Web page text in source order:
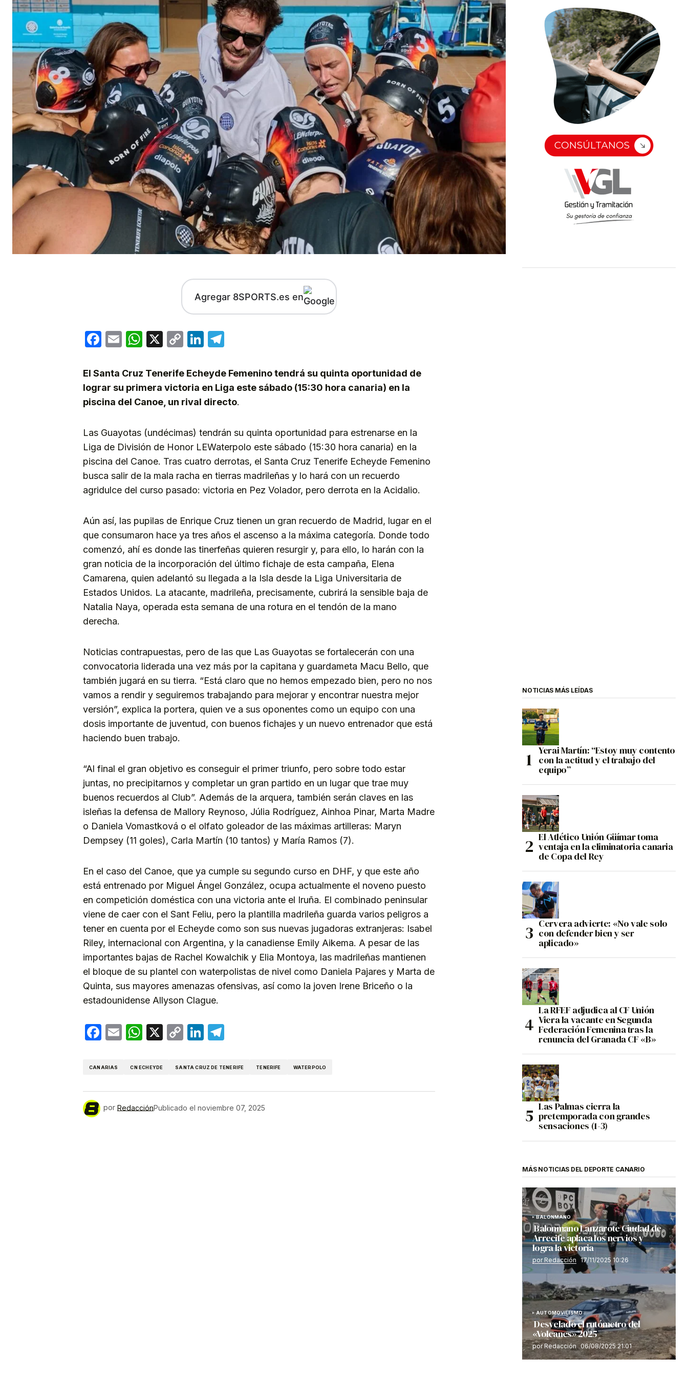
Agregar 8SPORTS.es en
Facebook
EmailWhatsApp
X
CopyLinkedIn
El Santa Cruz Tenerife Echeyde Femenino tendrá su quinta oportunidad de
lograr su primera victoria en Liga este sábado (15:30 hora canaria) en la
piscina del Canoe, un rival directo.
Las Guayotas (undécimas) tendrán su quinta oportunidad para estrenarse en la
Liga de División de Honor LEWaterpolo este sábado (15:30 hora canaria) en la
piscina del Canoe. Tras cuatro derrotas, el Santa Cruz Tenerife Echeyde Femenino
busca salir de la mala racha en tierras madrileñas y lo hará con un recuerdo
agridulce del curso pasado: victoria en Pez Volador, pero derrota en la Acidalio.
Aún así, las pupilas de Enrique Cruz tienen un gran recuerdo de Madrid, lugar en el
que consumaron hace ya tres años el ascenso a la máxima categoría. Donde todo
comenzó, ahí es donde las tinerfeñas quieren resurgir y, para ello, lo harán con la
gran noticia de la incorporación del último fichaje de esta campaña, Elena
Camarena, quien adelantó su llegada a la Isla desde la Liga Universitaria de
Estados Unidos. La atacante, madrileña, precisamente, cubrirá la sensible baja de
Natalia Naya, operada esta semana de una rotura en el tendón de la mano
derecha.
Noticias contrapuestas, pero de las que Las Guayotas se fortalecerán con una
convocatoria liderada una vez más por la capitana y guardameta Macu Bello, que
también jugará en su tierra. “Está claro que no hemos empezado bien, pero no nos
vamos a rendir y seguiremos trabajando para mejorar y encontrar nuestra mejor
versión”, explica la portera, quien ve a sus oponentes como un equipo con una
dosis importante de juventud, con buenos fichajes y un nuevo entrenador que está
haciendo buen trabajo.
“Al final el gran objetivo es conseguir el primer triunfo, pero sobre todo estar
juntas, no precipitarnos y completar un gran partido en un lugar que trae muy
buenos recuerdos al Club”. Además de la arquera, también serán claves en las
isleñas la defensa de Mallory Reynoso, Júlia Rodríguez, Ainhoa Pinar, Marta Madre
o Daniela Vomastková o el olfato goleador de las máximas artilleras: Maryn
Dempsey (11 goles), Carla Martín (10 tantos) y María Ramos (7).
En el caso del Canoe, que ya cumple su segundo curso en DHF, y que este año
está entrenado por Miguel Ángel González, ocupa actualmente el noveno puesto
en competición doméstica con una victoria ante el Iruña. El combinado peninsular
viene de caer con el Sant Feliu, pero la plantilla madrileña guarda varios peligros a
tener en cuenta por el Echeyde como son sus nuevas jugadoras extranjeras: Isabel
Riley, internacional con Argentina, y la canadiense Emily Aikema. A pesar de las
importantes bajas de Rachel Kowalchik y Elia Montoya, las madrileñas mantienen
el bloque de su plantel con waterpolistas de nivel como Daniela Pajares y Marta de
Quinta, sus mayores amenazas ofensivas, así como la joven Irene Briceño o la
estadounidense Allyson Clague.
Facebook
EmailWhatsApp
X
CopyLinkedIn
CANARIAS CN ECHEYDE SANTA CRUZ DE TENERIFE TENERIFE WATERPOLO
por RedacciónPublicado el noviembre 07, 2025
NOTICIAS MÁS LEÍDAS
Yerai Martín: “Estoy muy contento
con la actitud y el trabajo del
equipo”
El Atlético Unión Güímar toma
ventaja en la eliminatoria canaria
de Copa del Rey
Cervera advierte: «No vale solo
con defender bien y ser
aplicado»
La RFEF adjudica al CF Unión
Viera la vacante en Segunda
Federación Femenina tras la
renuncia del Granada CF «B»
Las Palmas cierra la
pretemporada con grandes
sensaciones (1-3)
MÁS NOTICIAS DEL DEPORTE CANARIO
BALONMANO
Balonmano Lanzarote Ciudad de
Arrecife aplaca los nervios y
logra la victoria
por Redacción 17/11/2025 10:26
AUTOMOVILISMO
Desvelado el rutómetro del
«Volcanes» 2025
por Redacción 06/08/2025 21:01